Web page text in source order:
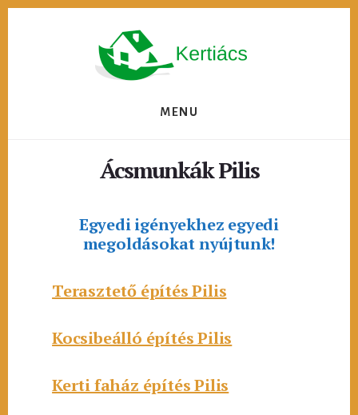
MENU
Ácsmunkák Pilis
Egyedi igényekhez egyedi
megoldásokat nyújtunk!
Terasztető építés Pilis
Kocsibeálló építés Pilis
Kerti faház építés Pilis